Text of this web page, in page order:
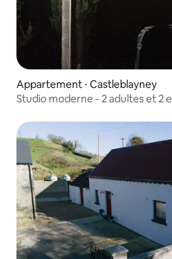
Appartement ⋅ Castleblayney
Studio moderne - 2 adultes et 2